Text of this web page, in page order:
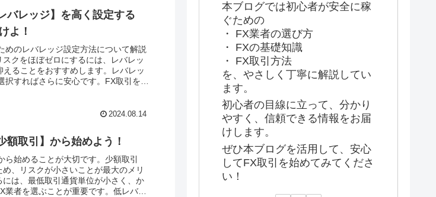
バレッジ】を高く設定する
よ！
めのレバレッジ設定方法について解説
クをほぼゼロにするには、レバレッ
ることをおすすめします。レバレッ
すればさらに安心です。FX取引を長
2024.08.14
額取引】から始めよう！
始めることが大切です。少額取引
、リスクが小さいことが最大のメリ
は、最低取引通貨単位が小さく、か
業者を選ぶことが重要です。低レバレ
本ブログでは初心者が安全に稼
ぐための
・ FX業者の選び方
・ FXの基礎知識
・ FX取引方法
を、やさしく丁寧に解説してい
ます。
初心者の目線に立って、分かり
やすく、信頼できる情報をお届
けします。
ぜひ本ブログを活用して、安心
してFX取引を始めてみてくださ
い！